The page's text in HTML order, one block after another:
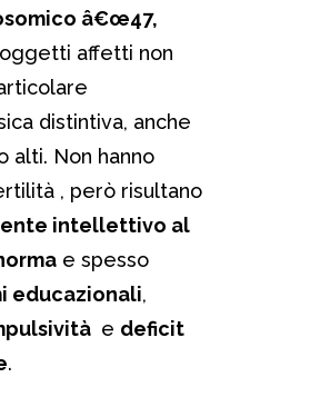
â€œ47,
affetti non
distintiva, anche
alti. Non hanno
, però risultano
intellettivo al
e spesso
educazionali,
e deficit
.